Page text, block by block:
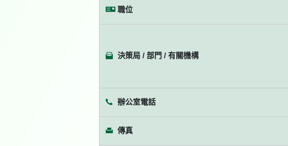
職位
決策局 / 部門 / 有關機構
辦公室電話
傳真